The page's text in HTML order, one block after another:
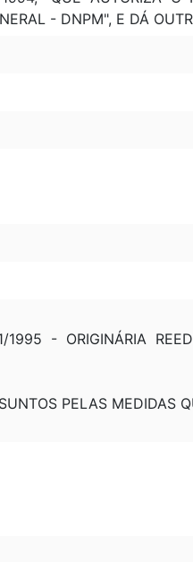
- DNPM", E DÁ
- ORIGINÁRIA
PELAS MEDIDAS